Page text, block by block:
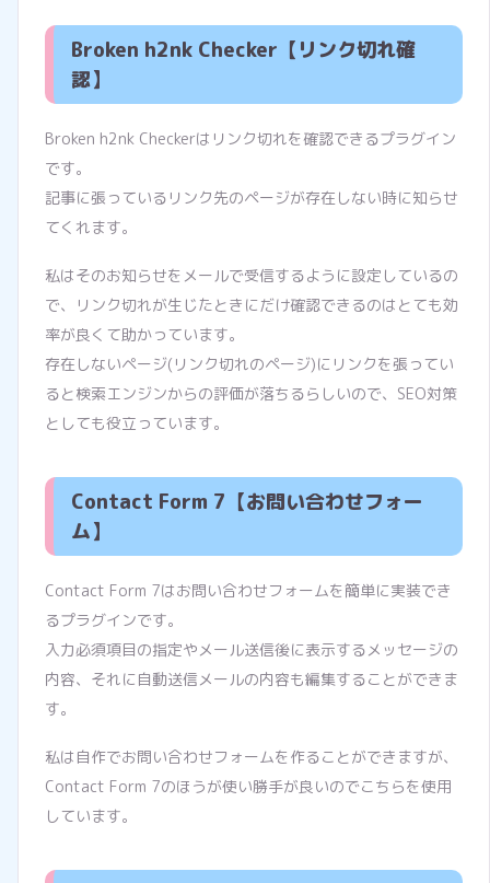
Broken h2nk Checker【リンク切れ確
認】
Broken h2nk Checkerはリンク切れを確認できるプラグイン
です。
記事に張っているリンク先のページが存在しない時に知らせ
てくれます。
私はそのお知らせをメールで受信するように設定しているの
で、リンク切れが生じたときにだけ確認できるのはとても効
率が良くて助かっています。
存在しないページ(リンク切れのページ)にリンクを張ってい
ると検索エンジンからの評価が落ちるらしいので、SEO対策
としても役立っています。
Contact Form 7【お問い合わせフォー
ム】
Contact Form 7はお問い合わせフォームを簡単に実装でき
るプラグインです。
入力必須項目の指定やメール送信後に表示するメッセージの
内容、それに自動送信メールの内容も編集することができま
す。
私は自作でお問い合わせフォームを作ることができますが、
Contact Form 7のほうが使い勝手が良いのでこちらを使用
しています。